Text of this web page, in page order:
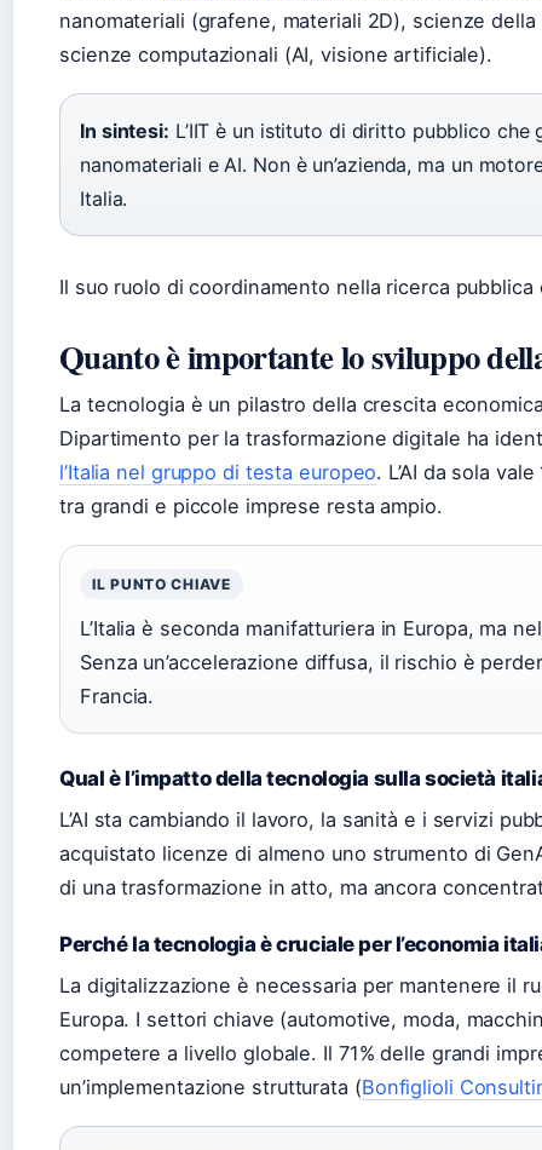
nanomateriali (grafene, materiali 2D), scienze
scienze computazionali (AI, visione artificiale).
In sintesi: L’IIT è un istituto di diritto pubblico
nanomateriali e AI. Non è un’azienda, ma un
Italia.
Il suo ruolo di coordinamento nella ricerca pubblica
Quanto è importante lo sviluppo
La tecnologia è un pilastro della crescita
Dipartimento per la trasformazione digitale ha
l’Italia nel gruppo di testa europeo. L’AI da sola
tra grandi e piccole imprese resta ampio.
IL PUNTO CHIAVE
L’Italia è seconda manifatturiera in Europa, ma
Senza un’accelerazione diffusa, il rischio è
Francia.
Qual è l’impatto della tecnologia sulla società
L’AI sta cambiando il lavoro, la sanità e i servizi
acquistato licenze di almeno uno strumento di
di una trasformazione in atto, ma ancora
Perché la tecnologia è cruciale per l’economia
La digitalizzazione è necessaria per mantenere il
Europa. I settori chiave (automotive, moda,
competere a livello globale. Il 71% delle grandi
un’implementazione strutturata (Bonfiglioli